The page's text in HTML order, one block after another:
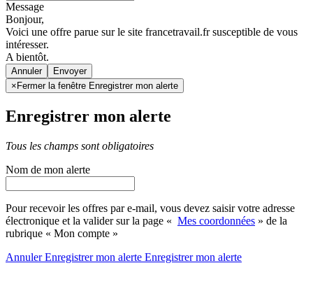
Message
Bonjour,
Voici une offre parue sur le site francetravail.fr susceptible de vous
intéresser.
A bientôt.
Annuler
× Fermer la fenêtre Enregistrer mon alerte
Enregistrer mon alerte
Tous les champs sont obligatoires
Nom de mon alerte
Pour recevoir les offres par e-mail, vous devez saisir votre adresse
électronique et la valider sur la page « Mes coordonnées » de la
rubrique « Mon compte »
AnnulerEnregistrer mon alerte Enregistrermon alerte